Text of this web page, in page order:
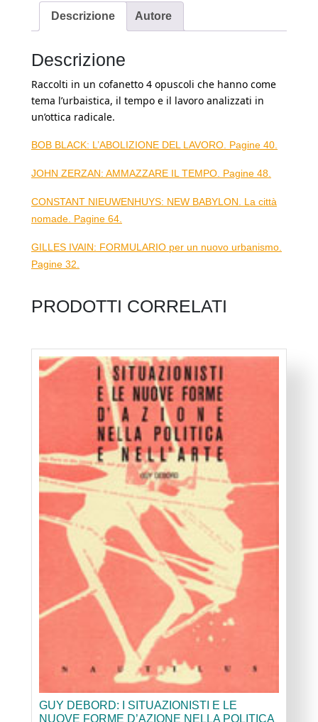
Descrizione Autore
Descrizione
Raccolti in un cofanetto 4 opuscoli che hanno come
tema l’urbaistica, il tempo e il lavoro analizzati in
un’ottica radicale.
BOB BLACK: L’ABOLIZIONE DEL LAVORO. Pagine 40.
JOHN ZERZAN: AMMAZZARE IL TEMPO. Pagine 48.
CONSTANT NIEUWENHUYS: NEW BABYLON. La città
nomade. Pagine 64.
GILLES IVAIN: FORMULARIO per un nuovo urbanismo.
Pagine 32.
PRODOTTI CORRELATI
GUY DEBORD: I SITUAZIONISTI E LE
NUOVE FORME D’AZIONE NELLA POLITICA